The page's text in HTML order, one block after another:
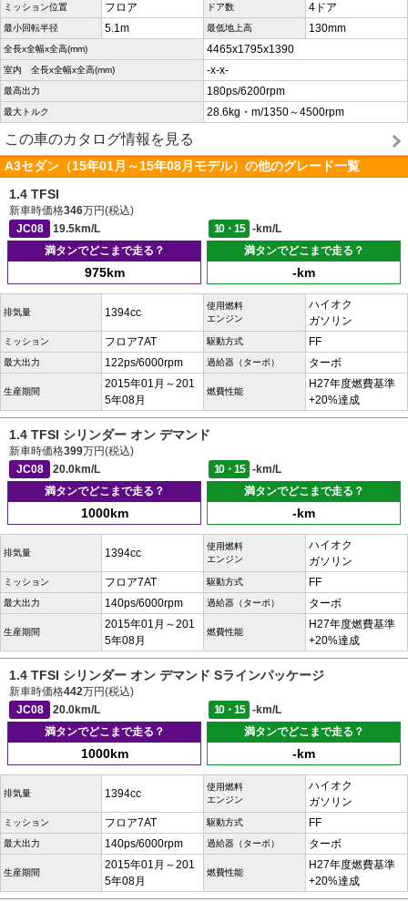
ミッション位置 フロア ドア数 4ドア
最小回転半径 5.1m 最低地上高 130mm
全長x全幅x全高(mm) 4465x1795x1390
室内 全長x全幅x全高(mm) -x-x-
最高出力 180ps/6200rpm
最大トルク 28.6kg・m/1350～4500rpm
この車のカタログ情報を見る
A3セダン（15年01月～15年08月モデル）の他のグレード一覧
1.4 TFSI
新車時価格346万円(税込)
JC08
19.5km/L 10・15
-km/L
満タンでどこまで走る？
975km
満タンでどこまで走る？
-km
排気量 1394cc
使用燃料
エンジン
ハイオク
ガソリン
ミッション フロア7AT 駆動方式 FF
最大出力 122ps/6000rpm 過給器（ターボ） ターボ
生産期間
2015年01月～201
5年08月
燃費性能
H27年度燃費基準
+20%達成
1.4 TFSI シリンダー オン デマンド
新車時価格399万円(税込)
JC08
20.0km/L 10・15
-km/L
満タンでどこまで走る？
1000km
満タンでどこまで走る？
-km
排気量 1394cc
使用燃料
エンジン
ハイオク
ガソリン
ミッション フロア7AT 駆動方式 FF
最大出力 140ps/6000rpm 過給器（ターボ） ターボ
生産期間
2015年01月～201
5年08月
燃費性能
H27年度燃費基準
+20%達成
1.4 TFSI シリンダー オン デマンド Sラインパッケージ
新車時価格442万円(税込)
JC08
20.0km/L 10・15
-km/L
満タンでどこまで走る？
1000km
満タンでどこまで走る？
-km
排気量 1394cc
使用燃料
エンジン
ハイオク
ガソリン
ミッション フロア7AT 駆動方式 FF
最大出力 140ps/6000rpm 過給器（ターボ） ターボ
生産期間
2015年01月～201
5年08月
燃費性能
H27年度燃費基準
+20%達成